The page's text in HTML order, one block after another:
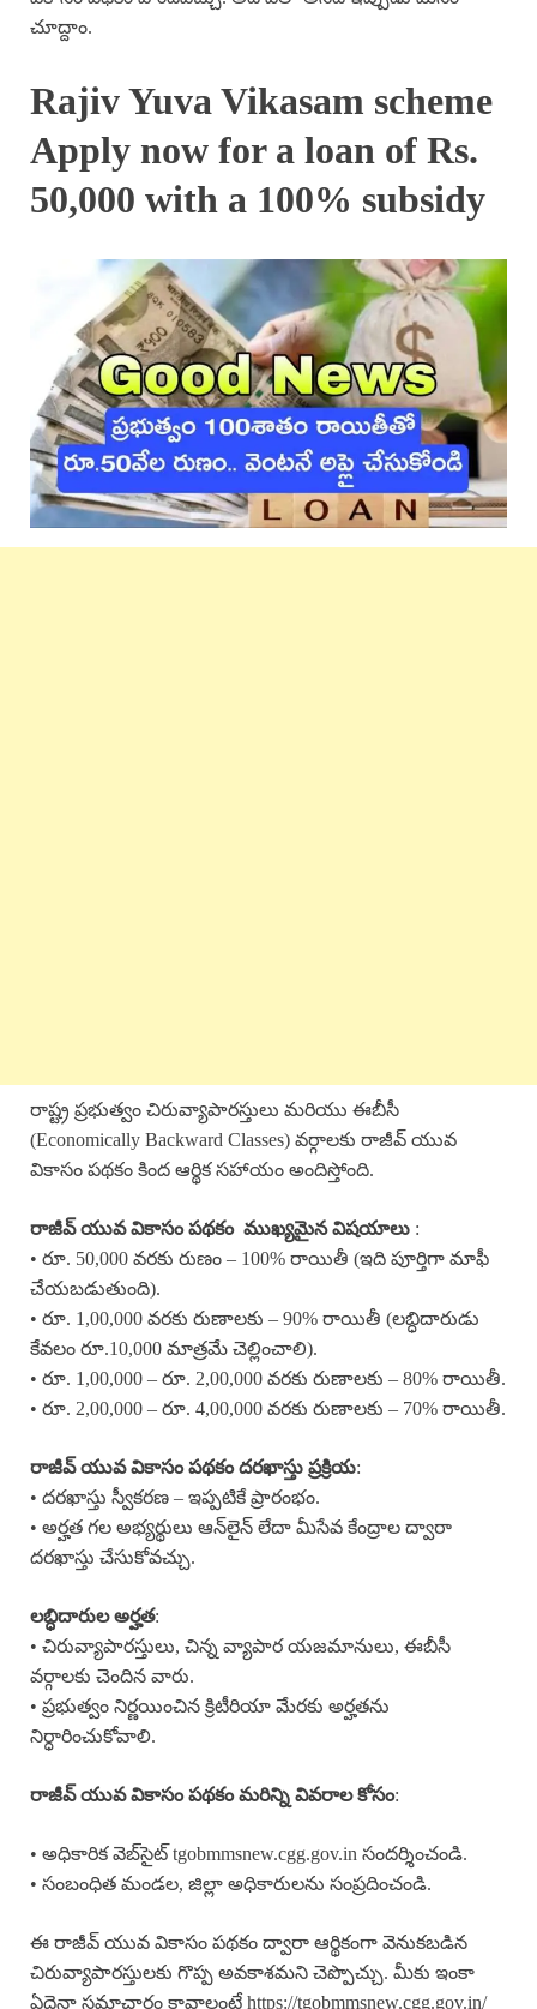
చూద్దాం.
Rajiv Yuva Vikasam scheme
Apply now for a loan of Rs.
50,000 with a 100% subsidy
రాష్ట్ర ప్రభుత్వం చిరువ్యాపారస్తులు మరియు ఈబీసీ
(Economically Backward Classes) వర్గాలకు రాజీవ్ యువ
వికాసం పథకం కింద ఆర్థిక సహాయం అందిస్తోంది.
రాజీవ్ యువ వికాసం పథకం ముఖ్యమైన విషయాలు :
• రూ. 50,000 వరకు రుణం – 100% రాయితీ (ఇది పూర్తిగా మాఫీ
చేయబడుతుంది).
• రూ. 1,00,000 వరకు రుణాలకు – 90% రాయితీ (లబ్ధిదారుడు
కేవలం రూ.10,000 మాత్రమే చెల్లించాలి).
• రూ. 1,00,000 – రూ. 2,00,000 వరకు రుణాలకు – 80% రాయితీ.
• రూ. 2,00,000 – రూ. 4,00,000 వరకు రుణాలకు – 70% రాయితీ.
రాజీవ్ యువ వికాసం పథకందరఖాస్తు ప్రక్రియ:
• దరఖాస్తు స్వీకరణ – ఇప్పటికే ప్రారంభం.
• అర్హత గల అభ్యర్థులు ఆన్‌లైన్ లేదా మీసేవ కేంద్రాల ద్వారా
దరఖాస్తు చేసుకోవచ్చు.
లబ్ధిదారుల అర్హత:
• చిరువ్యాపారస్తులు, చిన్న వ్యాపార యజమానులు, ఈబీసీ
వర్గాలకు చెందిన వారు.
• ప్రభుత్వం నిర్ణయించిన క్రిటీరియా మేరకు అర్హతను
నిర్ధారించుకోవాలి.
రాజీవ్ యువ వికాసం పథకం మరిన్ని వివరాల కోసం:
• అధికారిక వెబ్‌సైట్ tgobmmsnew.cgg.gov.in సందర్శించండి.
• సంబంధిత మండల, జిల్లా అధికారులను సంప్రదించండి.
ఈ రాజీవ్ యువ వికాసం పథకం ద్వారా ఆర్థికంగా వెనుకబడిన
చిరువ్యాపారస్తులకు గొప్ప అవకాశమని చెప్పొచ్చు. మీకు ఇంకా
ఏదైనా సమాచారం కావాలంటే https://tgobmmsnew.cgg.gov.in/